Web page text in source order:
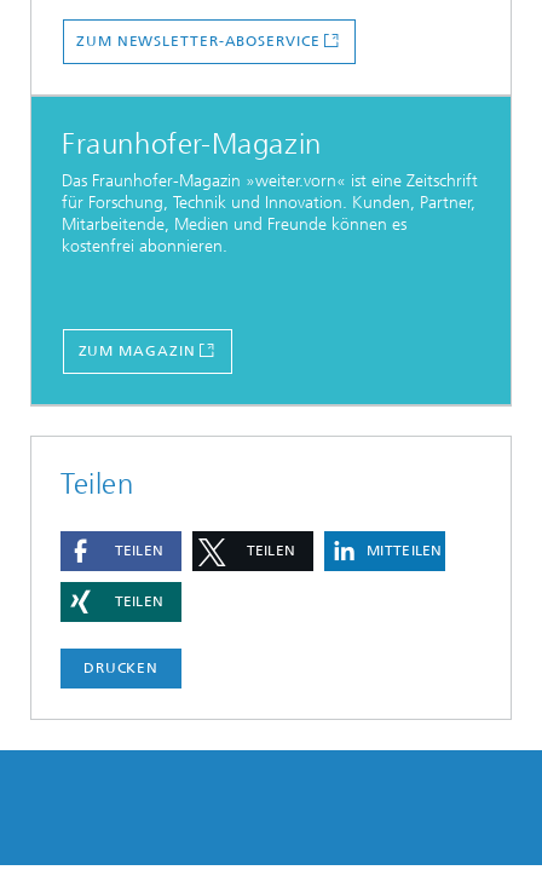
ZUM NEWSLETTER-ABOSERVICE
Fraunhofer-Magazin
Das Fraunhofer-Magazin »weiter.vorn« ist eine Zeitschrift
für Forschung, Technik und Innovation. Kunden, Partner,
Mitarbeitende, Medien und Freunde können es
kostenfrei abonnieren.
ZUM MAGAZIN
Teilen
TEILEN TEILEN MITTEILEN
TEILEN
DRUCKEN